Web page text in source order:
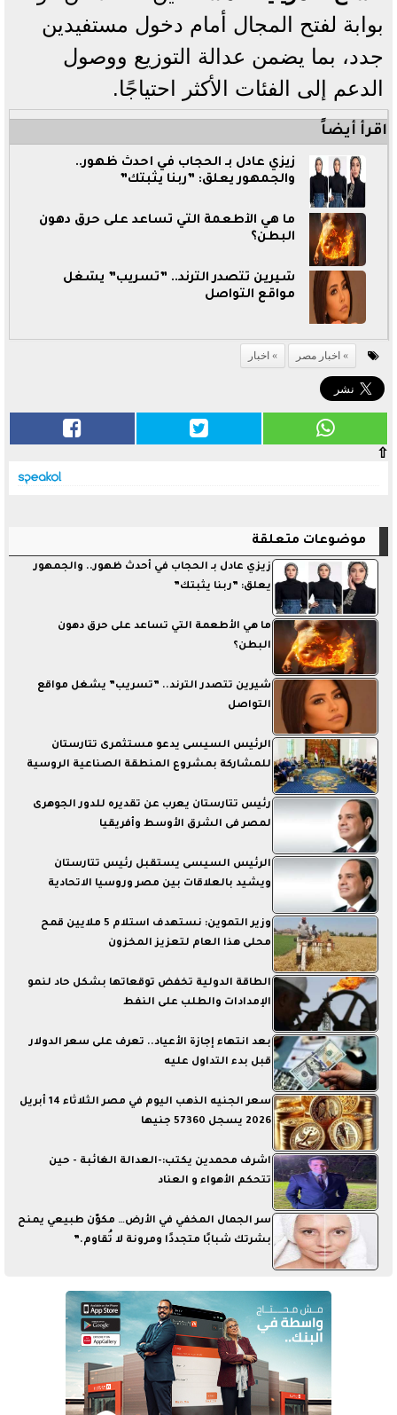
بوابة لفتح المجال أمام دخول مستفيدين
جدد، بما يضمن عدالة التوزيع ووصول
الدعم إلى الفئات الأكثر احتياجًا.
اقرأ أيضاً
زيزي عادل بـ الحجاب في أحدث ظهور..
والجمهور يعلق: ”ربنا يثبتك”
ما هي الأطعمة التي تساعد على حرق دهون
البطن؟
شيرين تتصدر الترند.. ”تسريب” يشغل
مواقع التواصل
اخبار مصر اخبار
⇧
موضوعات متعلقة
زيزي عادل بـ الحجاب في أحدث ظهور.. والجمهور
يعلق: ”ربنا يثبتك”
ما هي الأطعمة التي تساعد على حرق دهون
البطن؟
شيرين تتصدر الترند.. ”تسريب” يشغل مواقع
التواصل
الرئيس السيسى يدعو مستثمرى تتارستان
للمشاركة بمشروع المنطقة الصناعية الروسية
رئيس تتارستان يعرب عن تقديره للدور الجوهرى
لمصر فى الشرق الأوسط وأفريقيا
الرئيس السيسى يستقبل رئيس تتارستان
ويشيد بالعلاقات بين مصر وروسيا الاتحادية
وزير التموين: نستهدف استلام 5 ملايين قمح
محلى هذا العام لتعزيز المخزون
الطاقة الدولية ​تخفض توقعاتها بشكل حاد لنمو
‌الإمدادات والطلب على النفط
بعد انتهاء إجازة الأعياد.. تعرف على سعر الدولار
قبل بدء التداول عليه
سعر الجنيه الذهب اليوم في مصر الثلاثاء 14 أبريل
2026 يسجل 57360 جنيها
اشرف محمدين يكتب:-العدالة الغائبة - حين
تتحكم الأهواء و العناد
سر الجمال المخفي في الأرض… مكوّن طبيعي يمنح
بشرتك شبابًا متجددًا ومرونة لا تُقاوم.”